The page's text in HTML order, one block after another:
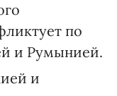
по
и Румынией.
и